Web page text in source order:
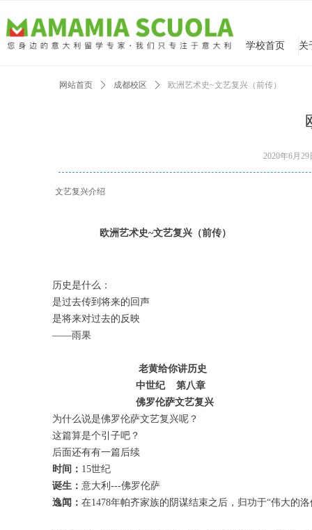
学校首页
网站首页 ꄲ 成都校区 ꄲ 欧洲艺术史~文艺复兴（前传）
欧洲艺术史~文艺复兴（前传）
历史是什么：
是过去传到将来的回声
是将来对过去的反映
——雨果
老黄给你讲历史
中世纪 第八章
佛罗伦萨文艺复兴
为什么说是佛罗伦萨文艺复兴呢？
这篇算是个引子吧？
后面还有有一篇后续
时间： 15世纪
诞生： 意大利---佛罗伦萨
逸闻： 在1478年帕齐家族的阴谋结束之后，归功于“伟大的
2020年6月29
文艺复兴介绍